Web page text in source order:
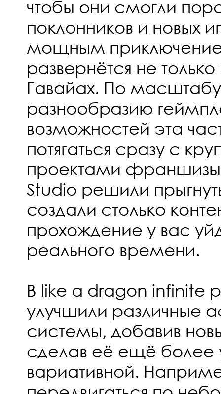
чтобы они смогли
поклонников и новых
мощным
развернётся не
Гавайах. По
разнообразию
возможностей эта
потягаться сразу с
проектами
Studio решили
создали столько
прохождение у вас
реального времени.
В like a dragon infinite
улучшили различные
системы, добавив
сделав её ещё более
вариативной.